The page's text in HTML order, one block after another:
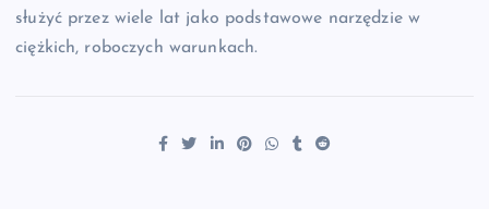
służyć przez wiele lat jako podstawowe narzędzie w
ciężkich, roboczych warunkach.